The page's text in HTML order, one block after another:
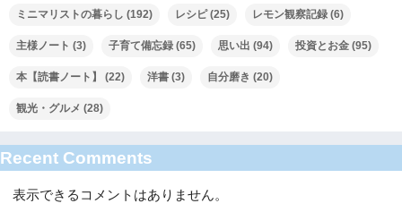
ミニマリストの暮らし (192) レシピ(25) レモン観察記録 (6)
主様ノート (3) 子育て備忘録 (65) 思い出 (94) 投資とお金 (95)
本【読書ノート】 (22) 洋書 (3) 自分磨き (20)
観光・グルメ (28)
Recent Comments
表示できるコメントはありません。